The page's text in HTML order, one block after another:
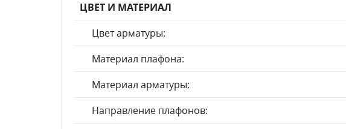
ЦВЕТ И МАТЕРИАЛ
Цвет арматуры:
Материал плафона:
Материал арматуры:
Направление плафонов: